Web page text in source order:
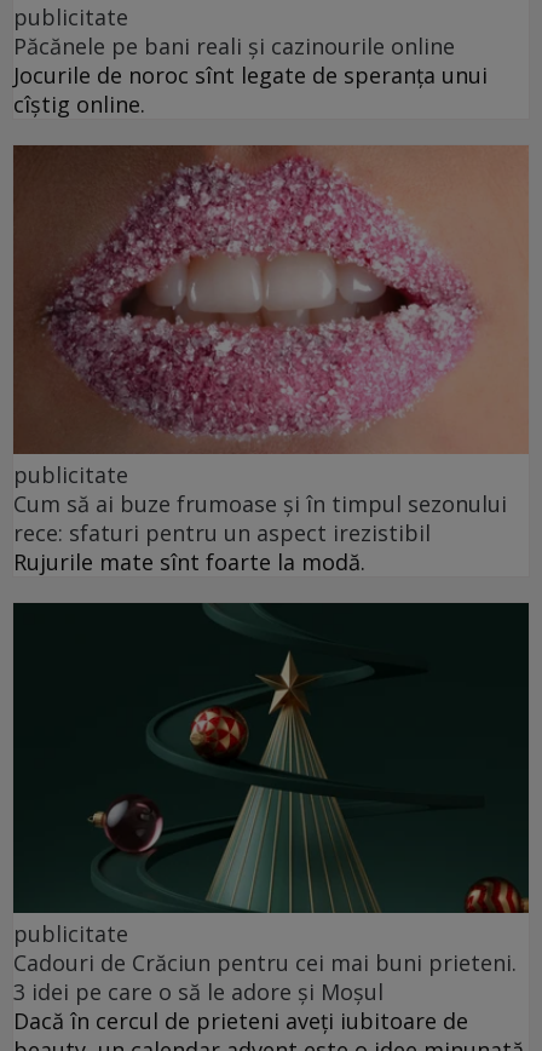
publicitate
Păcănele pe bani reali și cazinourile online
Jocurile de noroc sînt legate de speranța unui
cîștig online.
publicitate
Cum să ai buze frumoase şi în timpul sezonului
rece: sfaturi pentru un aspect irezistibil
Rujurile mate sînt foarte la modă.
publicitate
Cadouri de Crăciun pentru cei mai buni prieteni.
3 idei pe care o să le adore și Moșul
Dacă în cercul de prieteni aveți iubitoare de